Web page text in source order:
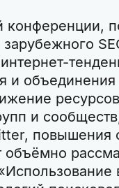
конференции,
зарубежного
и
и
повышения
объёмно